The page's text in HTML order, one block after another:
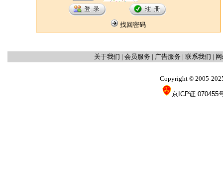
找回密码
关于我们 | 会员服务 | 广告服务 | 联系我们 |
Copyright © 2005-
京ICP证 070455